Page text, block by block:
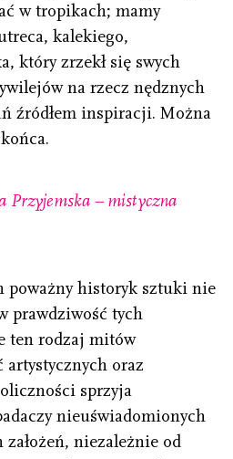
w tropikach; mamy
kalekiego,
który zrzekł się swych
na rzecz nędznych
źródłem inspiracji. Można
Przyjemska – mistyczna
poważny historyk sztuki nie
prawdziwość tych
ten rodzaj mitów
artystycznych oraz
sprzyja
nieuświadomionych
niezależnie od